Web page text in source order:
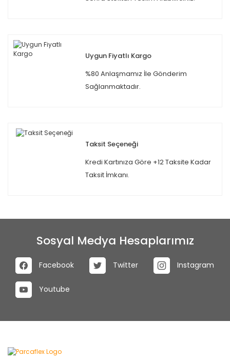
Uygun Fiyatlı Kargo
%80 Anlaşmamız İle Gönderim
Sağlanmaktadır.
Taksit Seçeneği
Kredi Kartınıza Göre +12 Taksite Kadar
Taksit İmkanı.
Sosyal Medya Hesaplarımız
Facebook Twitter Instagram
Youtube